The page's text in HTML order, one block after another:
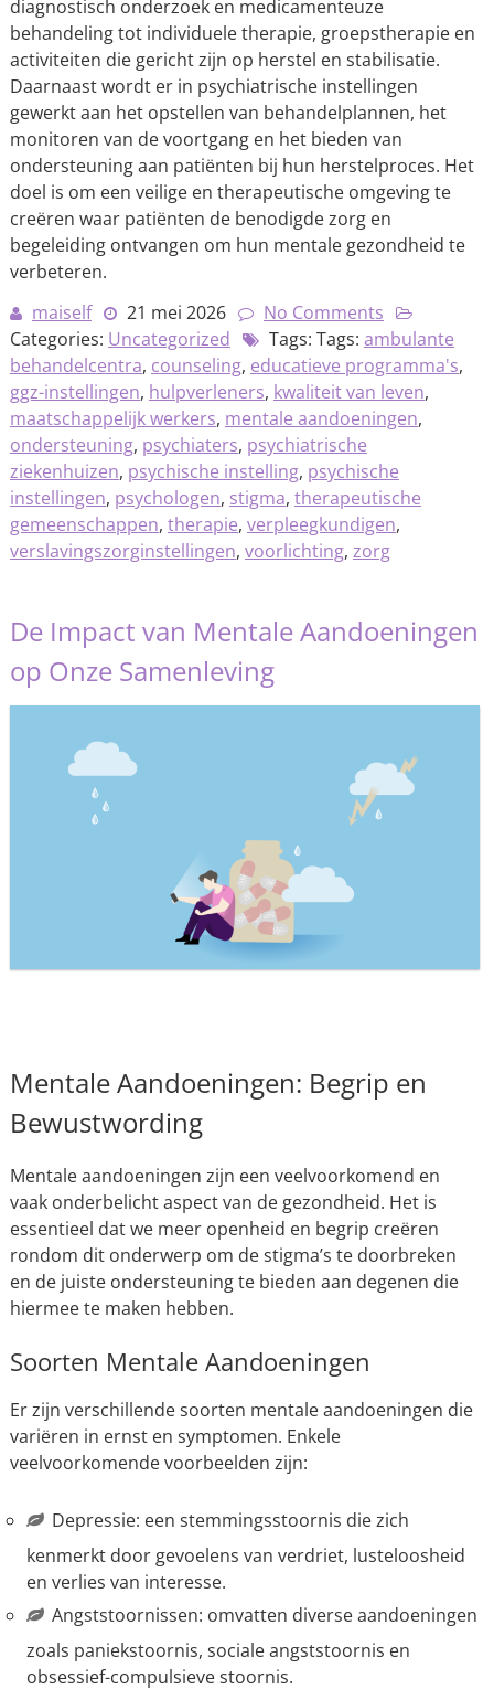
diagnostisch onderzoek en medicamenteuze
behandeling tot individuele therapie, groepstherapie en
activiteiten die gericht zijn op herstel en stabilisatie.
Daarnaast wordt er in psychiatrische instellingen
gewerkt aan het opstellen van behandelplannen, het
monitoren van de voortgang en het bieden van
ondersteuning aan patiënten bij hun herstelproces. Het
doel is om een veilige en therapeutische omgeving te
creëren waar patiënten de benodigde zorg en
begeleiding ontvangen om hun mentale gezondheid te
verbeteren.
maiself
21 mei 2026
No Comments
Categories: Uncategorized Tags: Tags: ambulante
behandelcentra, counseling, educatieve programma's,
ggz-instellingen, hulpverleners, kwaliteit van leven,
maatschappelijk werkers, mentale aandoeningen,
ondersteuning, psychiaters, psychiatrische
ziekenhuizen, psychische instelling, psychische
instellingen, psychologen, stigma, therapeutische
gemeenschappen, therapie, verpleegkundigen,
verslavingszorginstellingen, voorlichting, zorg
De Impact van Mentale Aandoeningen
op Onze Samenleving
Mentale Aandoeningen: Begrip en
Bewustwording
Mentale aandoeningen zijn een veelvoorkomend en
vaak onderbelicht aspect van de gezondheid. Het is
essentieel dat we meer openheid en begrip creëren
rondom dit onderwerp om de stigma’s te doorbreken
en de juiste ondersteuning te bieden aan degenen die
hiermee te maken hebben.
Soorten Mentale Aandoeningen
Er zijn verschillende soorten mentale aandoeningen die
variëren in ernst en symptomen. Enkele
veelvoorkomende voorbeelden zijn:
Depressie: een stemmingsstoornis die zich
kenmerkt door gevoelens van verdriet, lusteloosheid
en verlies van interesse.
Angststoornissen: omvatten diverse aandoeningen
zoals paniekstoornis, sociale angststoornis en
obsessief-compulsieve stoornis.